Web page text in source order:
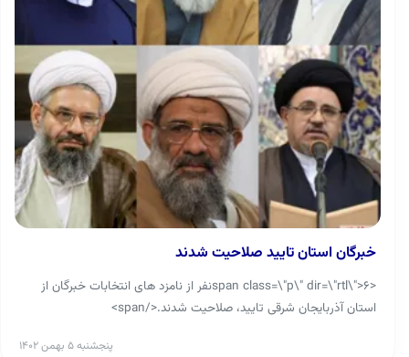
خبرگان استان تایید صلاحیت شدند
<span class=\"p\" dir=\"rtl\">۶نفر از نامزد های انتخابات خبرگان از
استان آذربایجان شرقی تایید، صلاحیت شدند.</span>
پنجشنبه ۵ بهمن ۱۴۰۲